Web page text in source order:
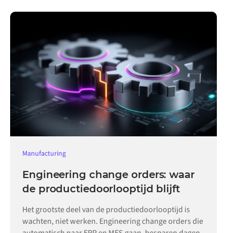
Manufacturing
Engineering change orders: waar
de productiedoorlooptijd blijft
Het grootste deel van de productiedoorlooptijd is
wachten, niet werken. Engineering change orders die